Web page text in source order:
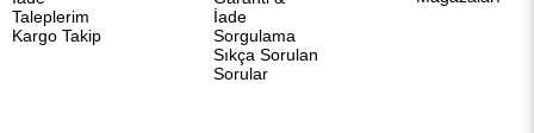
Taleplerim
Kargo Takip
İade
Sorgulama
Sıkça Sorulan
Sorular